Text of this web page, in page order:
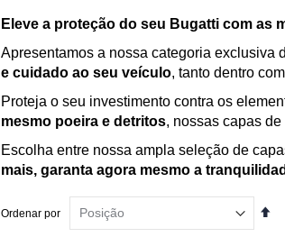
Eleve a proteção do seu Bugatti com as
Apresentamos a nossa categoria exclusiva
e cuidado ao seu veículo, tanto dentro
Proteja o seu investimento contra os
mesmo poeira e detritos, nossas capas
Escolha entre nossa ampla seleção de
mais, garanta agora mesmo a
Ordenar por